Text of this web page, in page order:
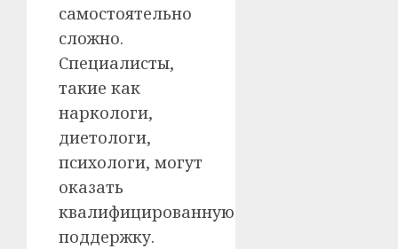
самостоятельно
сложно.
Специалисты,
такие как
наркологи,
диетологи,
психологи, могут
оказать
квалифицированную
поддержку.